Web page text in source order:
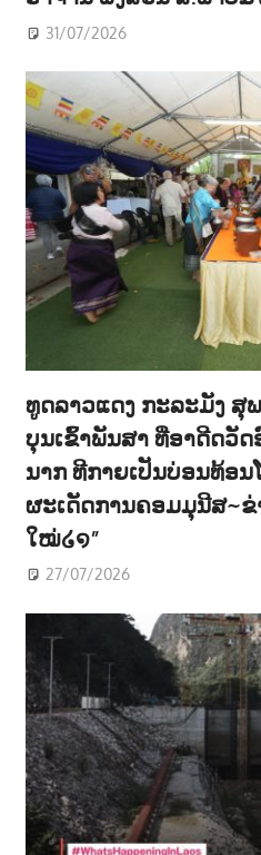
31/07/2026
ທູດລາວແດງ ກະລະມັງ ສຸ
ບຸນເຂົ້າພັນສາ ທີ່ອາດີດວັ
ນາກ ທີກາຍເປັນບ່ອນທ້ອ
ຜະເດັດການຄອມມຸນີສ~
ໃໝ່໒໑”
27/07/2026